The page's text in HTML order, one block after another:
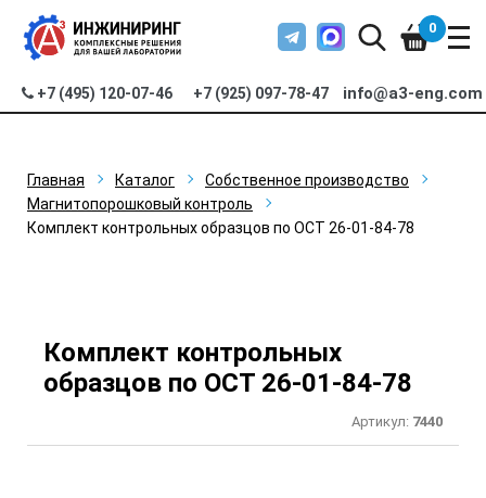
+7 (495) 120-07-46 +7 (925) 097-78-47 info@a3-eng.com
0
Главная Каталог
Собственное производство
Магнитопорошковый контроль
Комплект контрольных образцов по ОСТ 26-01-84-78
Комплект контрольных
образцов по ОСТ 26-01-84-78
Артикул: 7440